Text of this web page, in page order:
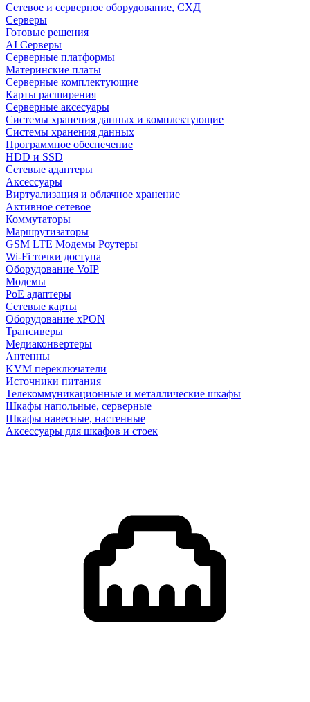
Сетевое и серверное оборудование, СХД
Cерверы
Готовые решения
AI Серверы
Серверные платформы
Материнские платы
Серверные комплектующие
Карты расширения
Серверные аксесуары
Системы хранения данных и комплектующие
Системы хранения данных
Программное обеспечение
HDD и SSD
Сетевые адаптеры
Аксессуары
Виртуализация и облачное хранение
Активное сетевое
Коммутаторы
Маршрутизаторы
GSM LTE Модемы Роутеры
Wi-Fi точки доступа
Оборудование VoIP
Модемы
PoE адаптеры
Сетевые карты
Оборудование xPON
Трансиверы
Медиаконвертеры
Антенны
KVM переключатели
Источники питания
Телекоммуникационные и металлические шкафы
Шкафы напольные, серверные
Шкафы навесные, настенные
Аксессуары для шкафов и стоек